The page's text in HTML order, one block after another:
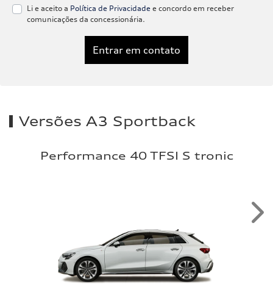
Li e aceito a Política de Privacidade e concordo em receber
comunicações da concessionária.
Entrar em contato
Versões A3 Sportback
Performance 40 TFSI S tronic